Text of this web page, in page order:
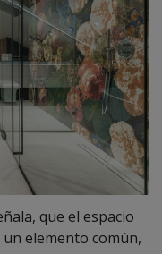
que el espacio
elemento común,